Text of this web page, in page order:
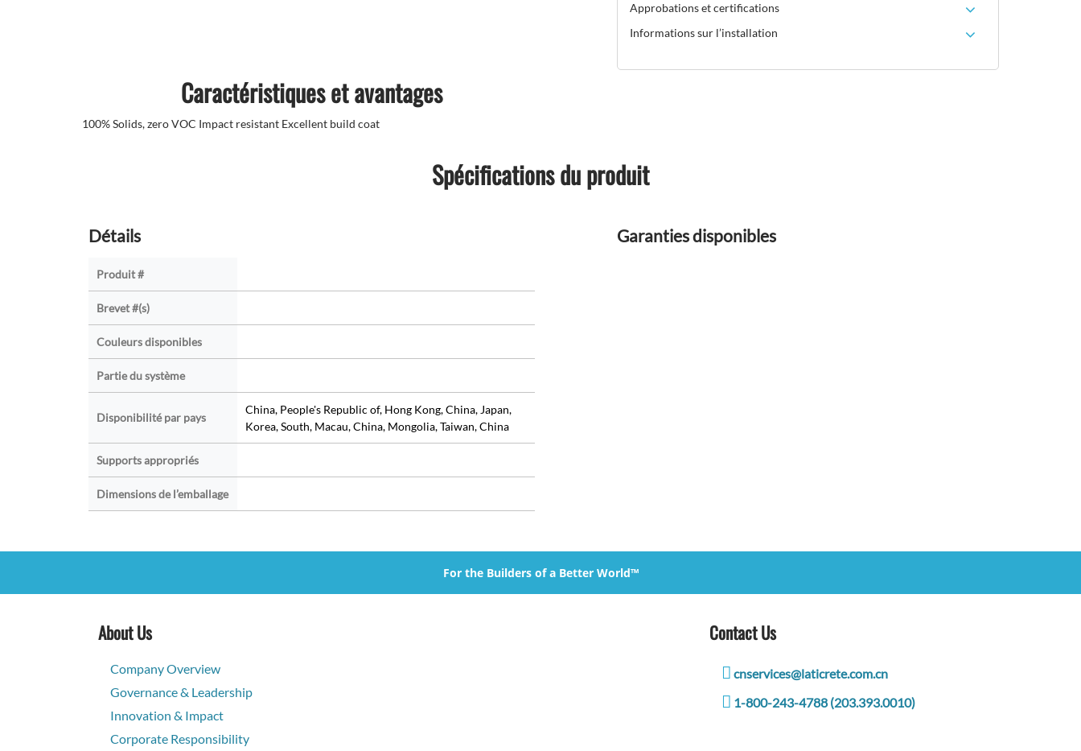
Approbations et certifications
Informations sur l’installation
Caractéristiques et avantages
100% Solids, zero VOC Impact resistant Excellent build coat
Spécifications du produit
Détails
Produit #
Brevet #(s)
Couleurs disponibles
Partie du système
Disponibilité par pays
China, People's Republic of, Hong Kong, China, Japan,
Korea, South, Macau, China, Mongolia, Taiwan, China
Supports appropriés
Dimensions de l’emballage
Garanties disponibles
For the Builders of a Better World™
About Us
Company Overview
Governance & Leadership
Innovation & Impact
Corporate Responsibility
Contact Us
cnservices@laticrete.com.cn
1-800-243-4788 (203.393.0010)